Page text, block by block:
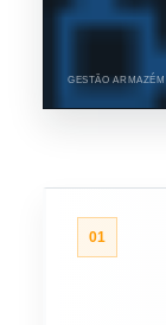
GESTÃO ARMAZÉM
01